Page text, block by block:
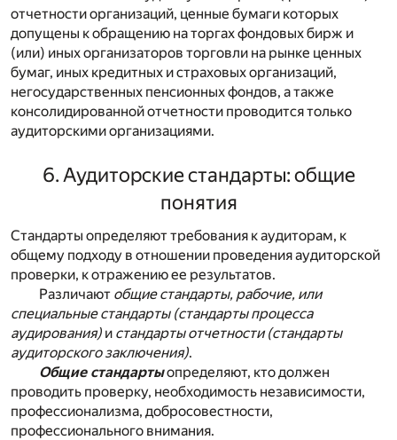
отчетности организаций, ценные бумаги которых
допущены к обращению на торгах фондовых бирж и
(или) иных организаторов торговли на рынке ценных
бумаг, иных кредитных и страховых организаций,
негосударственных пенсионных фондов, а также
консолидированной отчетности проводится только
аудиторскими организациями.
6. Аудиторские стандарты: общие
понятия
Стандарты определяют требования к аудиторам, к
общему подходу в отношении проведения аудиторской
проверки, к отражению ее результатов.
Различают общие стандарты, рабочие, или
специальные стандарты (стандарты процесса
аудирования) и стандарты отчетности (стандарты
аудиторского заключения).
Общие стандартыопределяют, кто должен
проводить проверку, необходимость независимости,
профессионализма, добросовестности,
профессионального внимания.